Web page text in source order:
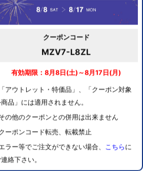
クーポンコード
MZV7-L8ZL
有効期限：8月8日(土)～8月17日(月)
アウトレット・特価品」、「クーポン対象
品」には適用されません。
の他のクーポンとの併用は出来ません
ーポンコード転売、転載禁止
ラー等でご注文ができない場合、 こちら に
絡下さい。